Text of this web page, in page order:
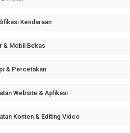
Kendaraan
& Mobil Bekas
& Percetakan
Website & Aplikasi
Konten & Editing Video